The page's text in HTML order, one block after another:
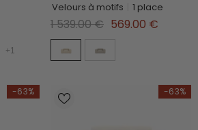
+1
Velours à motifs 1 place
1 539.00 € 569.00 €
-63% -63%